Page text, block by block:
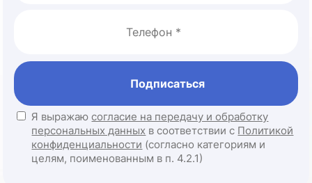
Подписаться
Я выражаюсогласие на передачу и обработку
персональных данных в соответствии с Политикой
конфиденциальности (согласно категориям и
целям, поименованным в п. 4.2.1)